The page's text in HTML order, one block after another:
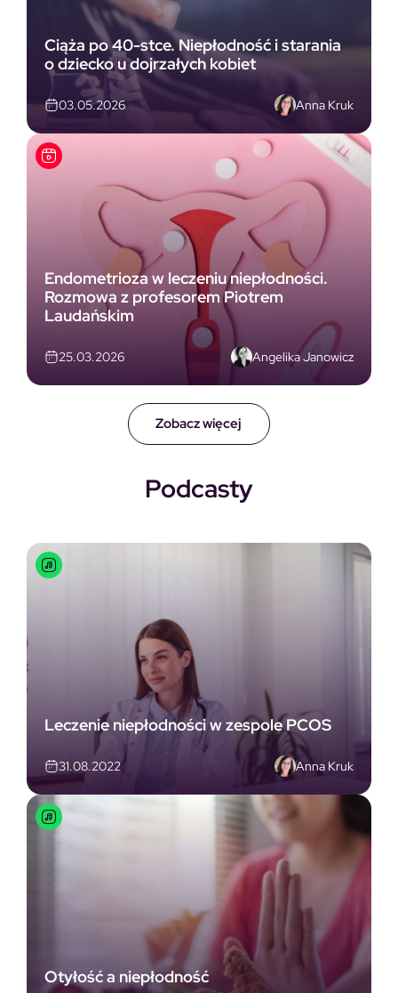
Zobacz więcej
Ciąża po 40-stce. Niepłodność i starania
o dziecko u dojrzałych kobiet
03.05.2026 Anna Kruk
Endometrioza w leczeniu niepłodności.
Rozmowa z profesorem Piotrem
Laudańskim
25.03.2026 Angelika Janowicz
Podcasty
Leczenie niepłodności w zespole PCOS
31.08.2022 Anna Kruk
Otyłość a niepłodność